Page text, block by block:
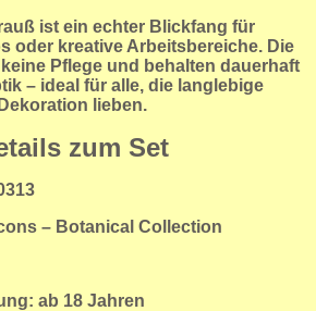
ist ein echter Blickfang für
oder kreative Arbeitsbereiche. Die
Pflege und behalten dauerhaft
– ideal für alle, die langlebige
Dekoration lieben.
zum Set
– Botanical Collection
ab 18 Jahren